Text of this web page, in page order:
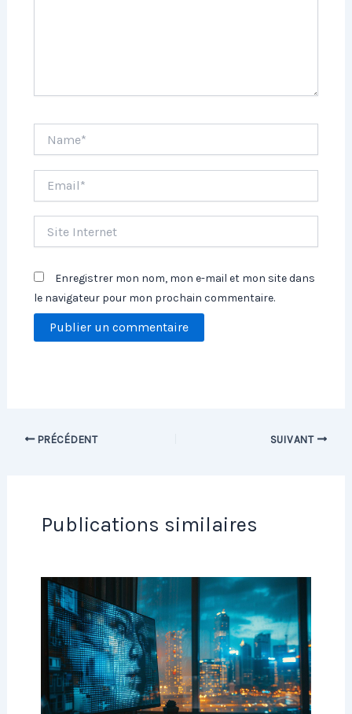
Internet
Enregistrer mon nom, mon e-mail et mon site dans
le navigateur pour mon prochain commentaire.
PRÉCÉDENT SUIVANT
Publications similaires